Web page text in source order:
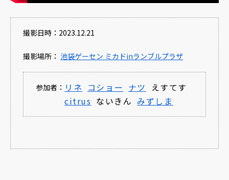
撮影日時：2023.12.21
撮影場所： 池袋ゲーセン ミカドinランブルプラザ
参加者： リネ コショー ナツ
えすてす
citrus ないきん みずしま